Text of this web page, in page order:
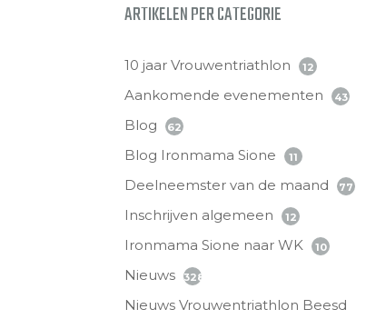
ARTIKELEN PER CATEGORIE
10 jaar Vrouwentriathlon 12
Aankomende evenementen 43
Blog 62
Blog Ironmama Sione 11
Deelneemster van de maand 77
Inschrijven algemeen 12
Ironmama Sione naar WK 10
Nieuws 328
Nieuws Vrouwentriathlon Beesd